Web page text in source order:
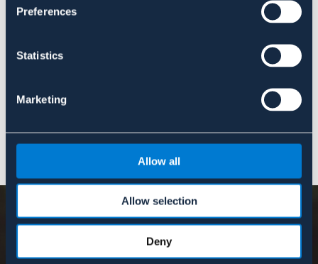
Preferences
Statistics
Marketing
Allow all
Allow selection
Deny